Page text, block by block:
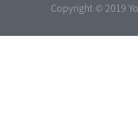
Copyright © 2019